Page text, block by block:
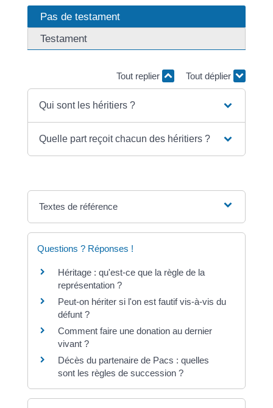
Pas de testament
Testament
Tout replier Tout déplier
Qui sont les héritiers ?
Quelle part reçoit chacun des héritiers ?
Textes de référence
Questions ? Réponses !
Héritage : qu'est-ce que la règle de la
représentation ?
Peut-on hériter si l'on est fautif vis-à-vis du
défunt ?
Comment faire une donation au dernier
vivant ?
Décès du partenaire de Pacs : quelles
sont les règles de succession ?